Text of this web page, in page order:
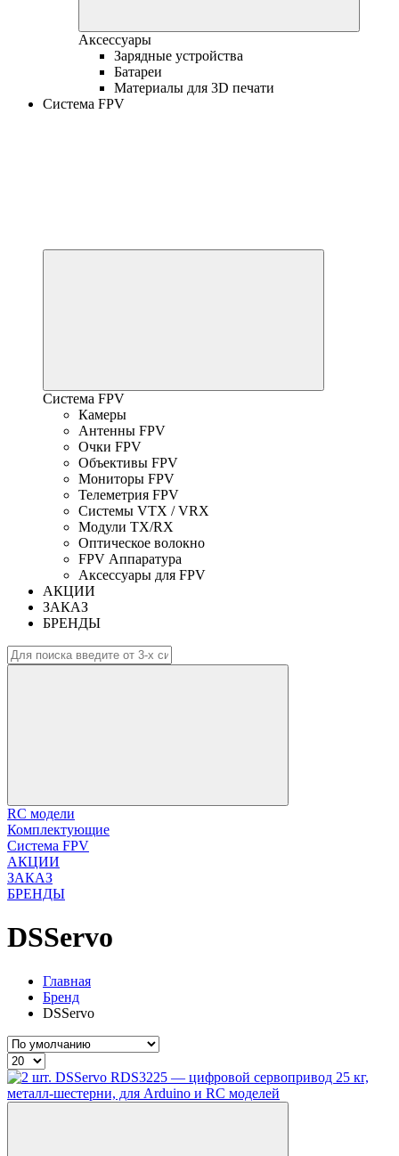
Аксессуары
Зарядные устройства
Батареи
Материалы для 3D печати
Система FPV
Система FPV
Камеры
Антенны FPV
Очки FPV
Объективы FPV
Мониторы FPV
Телеметрия FPV
Системы VTX / VRX
Модули TX/RX
Оптическое волокно
FPV Аппаратура
Аксессуары для FPV
АКЦИИ
ЗАКАЗ
БРЕНДЫ
RC модели
Комплектующие
Система FPV
АКЦИИ
ЗАКАЗ
БРЕНДЫ
DSServo
Главная
Бренд
DSServo